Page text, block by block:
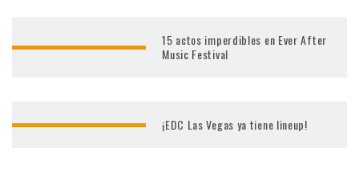
15 actos imperdibles en Ever After
Music Festival
¡EDC Las Vegas ya tiene lineup!